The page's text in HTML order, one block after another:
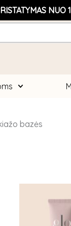
NUO
bazės